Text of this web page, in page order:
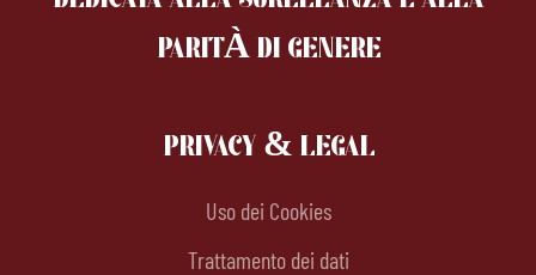
PARITÀ DI GENERE
PRIVACY & LEGAL
Uso dei Cookies
Trattamento dei dati